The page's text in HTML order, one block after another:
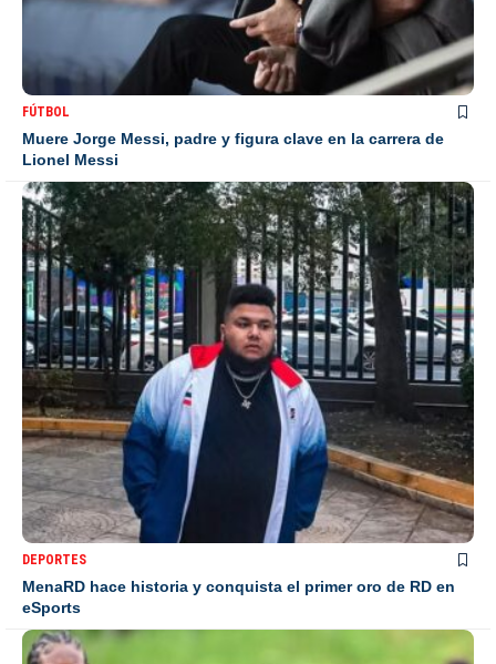
FÚTBOL
Muere Jorge Messi, padre y figura clave en la carrera de
Lionel Messi
DEPORTES
MenaRD hace historia y conquista el primer oro de RD en
eSports